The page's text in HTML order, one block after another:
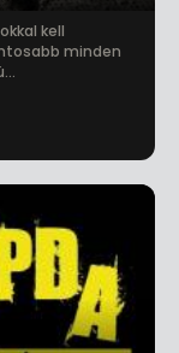
kell
minden